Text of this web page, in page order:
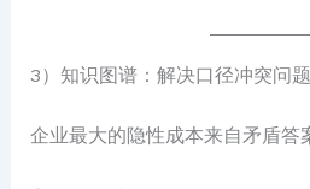
3）知识图谱：解决口径冲突问题
企业最大的隐性成本来自矛盾答